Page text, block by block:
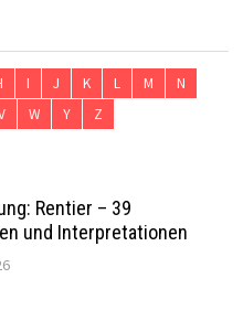
I J K L M
N
W Y Z
Rentier – 39
und Interpretationen